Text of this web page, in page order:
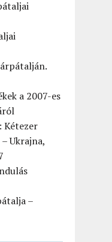
a 2007-es
Kétezer
Ukrajna,
–